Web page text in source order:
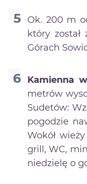
Ok. 200 m
który
Górach
Kamienna
metrów
Sudetów:
pogodzie
Wokół
grill, WC,
niedzielę o